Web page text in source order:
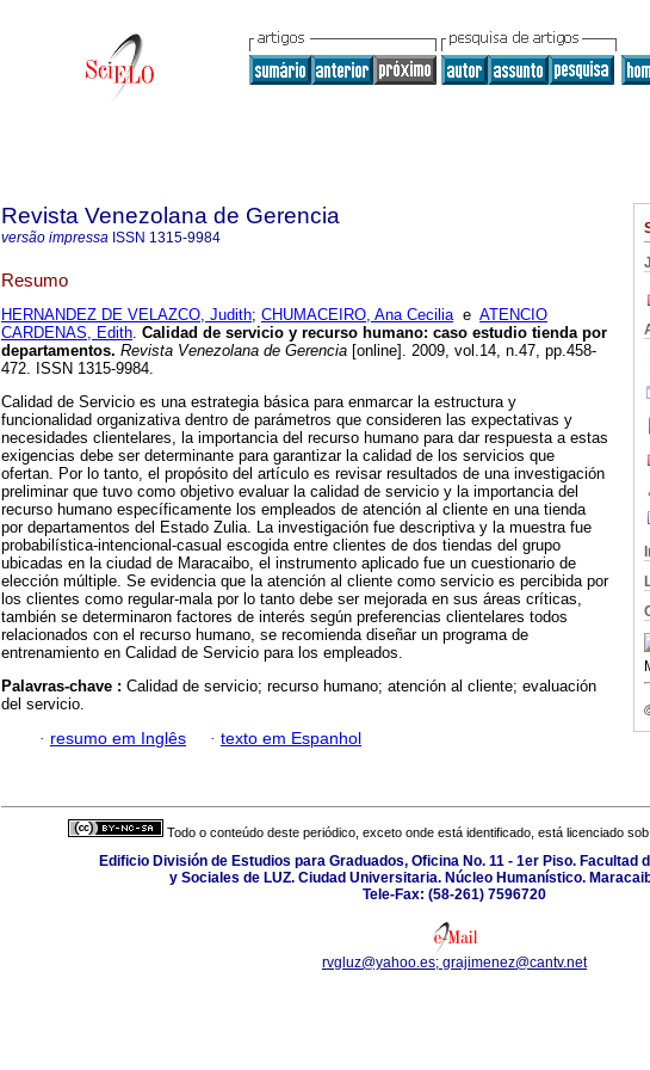
Revista Venezolana de Gerencia
versão impressa ISSN 1315-9984
Resumo
HERNANDEZ DE VELAZCO, Judith; CHUMACEIRO, Ana Ceciliae ATENCIO
CARDENAS, Edith. Calidad de servicio y recurso humano: caso estudio tienda por
departamentos. Revista Venezolana de Gerencia [online]. 2009, vol.14, n.47, pp.458-
472. ISSN 1315-9984.
Calidad de Servicio es una estrategia básica para enmarcar la estructura y
funcionalidad organizativa dentro de parámetros que consideren las expectativas y
necesidades clientelares, la importancia del recurso humano para dar respuesta a estas
exigencias debe ser determinante para garantizar la calidad de los servicios que
ofertan. Por lo tanto, el propósito del artículo es revisar resultados de una investigación
preliminar que tuvo como objetivo evaluar la calidad de servicio y la importancia del
recurso humano específicamente los empleados de atención al cliente en una tienda
por departamentos del Estado Zulia. La investigación fue descriptiva y la muestra fue
probabilística-intencional-casual escogida entre clientes de dos tiendas del grupo
ubicadas en la ciudad de Maracaibo, el instrumento aplicado fue un cuestionario de
elección múltiple. Se evidencia que la atención al cliente como servicio es percibida por
los clientes como regular-mala por lo tanto debe ser mejorada en sus áreas críticas,
también se determinaron factores de interés según preferencias clientelares todos
relacionados con el recurso humano, se recomienda diseñar un programa de
entrenamiento en Calidad de Servicio para los empleados.
Palavras-chave : Calidad de servicio; recurso humano; atención al cliente; evaluación
del servicio.
· resumo em Inglês · texto em Espanhol
Todo o conteúdo deste periódico, exceto onde está identificado, está licenciado
Edificio División de Estudios para Graduados, Oficina No. 11 - 1er Piso. Facultad
y Sociales de LUZ. Ciudad Universitaria. Núcleo Humanístico.
Tele-Fax: (58-261) 7596720
rvgluz@yahoo.es; grajimenez@cantv.net